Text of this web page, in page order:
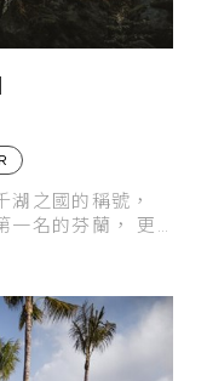
湖之國的稱號，
一名的芬蘭， 更